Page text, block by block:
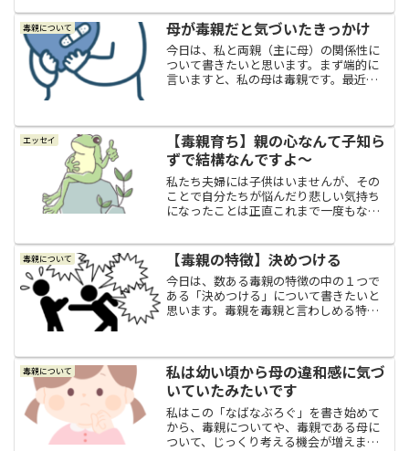
い人間ではないので、最初から人を疑っ
てみることが出来なくて、...
毒親について 母が毒親だと気づいたきっかけ
今日は、私と両親（主に母）の関係性に
ついて書きたいと思います。まず端的に
言いますと、私の母は毒親です。最近は
きて、そのことに関する書籍もたくさん
出版されているし、テレビや...
エッセイ
【毒親育ち】親の心なんて子知ら
ずで結構なんですよ～
私たち夫婦には子供はいませんが、その
ことで自分たちが悩んだり悲しい気持ち
になったことは正直これまで一度もなか
を言われたことも詰め寄られたことも無
かったのは、幸いだったん...
毒親について 【毒親の特徴】決めつける
今日は、数ある毒親の特徴の中の１つで
ある「決めつける」について書きたいと
思います。毒親を毒親と言わしめる特徴
親の特徴が重なっていると言うことを、
毒親である母との暮らしで...
毒親について
私は幼い頃から母の違和感に気づ
いていたみたいです
私はこの「なばなぶろぐ」を書き始めて
から、毒親についてや、毒親である母に
ついて、じっくり考える機会が増えまし